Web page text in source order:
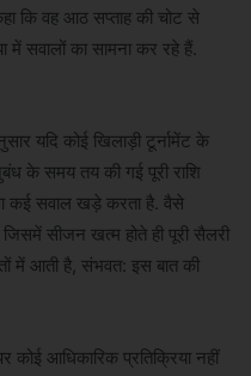
कि वह आठ सप्ताह की चोट से
में सवालों का सामना कर रहे हैं.
यदि कोई खिलाड़ी टूर्नामेंट के
के समय तय की गई पूरी राशि
कई सवाल खड़े करता है. वैसे
जिसमें सीजन खत्म होते ही पूरी सैलरी
में आती है, संभवत: इस बात की
आधिकारिक प्रतिक्रिया नहीं